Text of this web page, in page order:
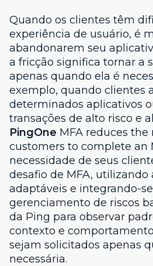
Quando os clientes têm
experiência de usuário, é
abandonarem seu
a fricção significa tornar a
apenas quando ela é
exemplo, quando clientes
determinados aplicativos
transações de alto risco e
PingOne MFA reduces the
customers to complete an
necessidade de seus
desafio de MFA, utilizando
adaptáveis e integrando-
gerenciamento de riscos
da Ping para observar
contexto e
sejam solicitados apenas
necessária.